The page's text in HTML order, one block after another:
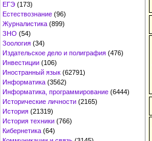
ЕГЭ (173)
Естествознание (96)
Журналистика (899)
ЗНО (54)
Зоология (34)
Издательское дело и полиграфия (476)
Инвестиции (106)
Иностранный язык (62791)
Информатика (3562)
Информатика, программирование (6444)
Исторические личности (2165)
История (21319)
История техники (766)
Кибернетика (64)